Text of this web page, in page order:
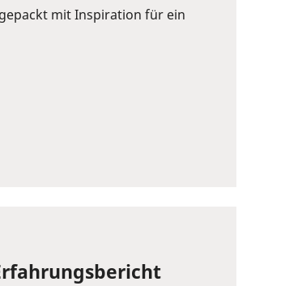
mit Inspiration für ein